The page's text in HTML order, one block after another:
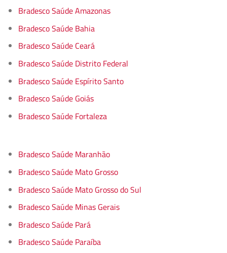
Bradesco Saúde Amazonas
Bradesco Saúde Bahia
Bradesco Saúde Ceará
Bradesco Saúde Distrito Federal
Bradesco Saúde Espírito Santo
Bradesco Saúde Goiás
Bradesco Saúde Fortaleza
Bradesco Saúde Maranhão
Bradesco Saúde Mato Grosso
Bradesco Saúde Mato Grosso do Sul
Bradesco Saúde Minas Gerais
Bradesco Saúde Pará
Bradesco Saúde Paraíba